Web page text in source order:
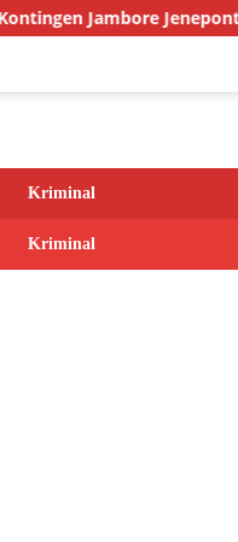
Jeneponto Bukan
Kriminal
Kriminal